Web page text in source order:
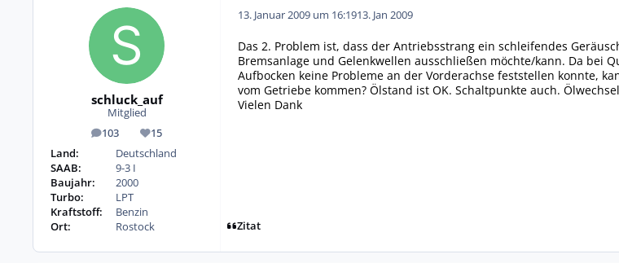
schluck_auf
Mitglied
103
Beiträge 15
Reputation
Land:
Deutschland
SAAB:
9-3 I
Baujahr:
2000
Turbo:
LPT
Kraftstoff:
Benzin
Ort:
Rostock
13. Januar 2009 um 16:1913. Jan 2009
Das 2. Problem ist, dass der Antriebsstrang ein schleifendes
Bremsanlage und Gelenkwellen ausschließen möchte/kann. Da
Aufbocken keine Probleme an der Vorderachse feststellen konnte,
vom Getriebe kommen? Ölstand ist OK. Schaltpunkte auch.
Vielen Dank
Zitat